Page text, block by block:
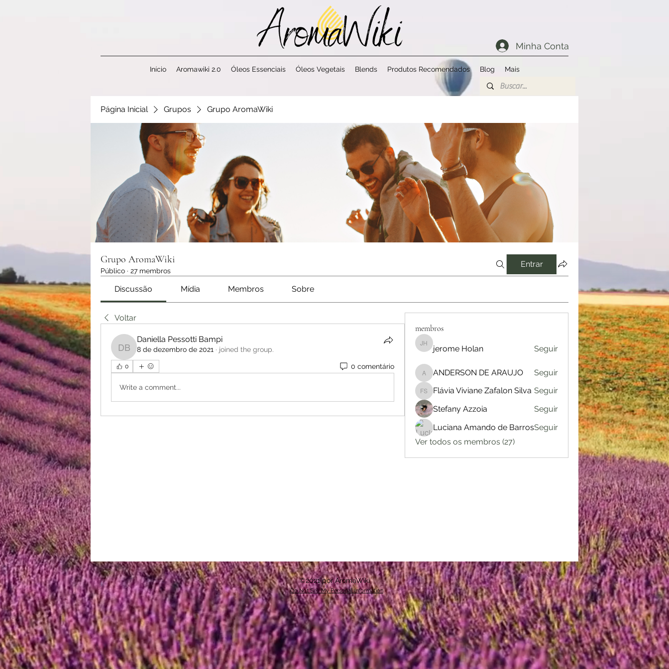
Minha Conta
Início Aromawiki 2.0 Óleos Essenciais Óleos Vegetais Blends Produtos Recomendados Blog Mais
Página Inicial Grupos Grupo AromaWiki
Grupo AromaWiki
Público · 27 membros
Entrar
Discussão Mídia Membros Sobre
Voltar
Daniella Pessotti Bampi
Daniella Pessotti Bampi
8 de dezembro de 2021 · joined the group.
0 0 comentário
Write a comment...
membros
jerome Holan
jerome Holan Seguir
ANDERSON DE ARAUJO
ANDERSON DE ARAUJO Seguir
Flávia Viviane Zafalon Silva
Flávia Viviane Zafalon Silva Seguir
Stefany Azzoia
Seguir
Luciana Amando de BarrosSeguir
Ver todos os membros (27)
©2021 por AromaWiki
Do Not Sell My Personal Information